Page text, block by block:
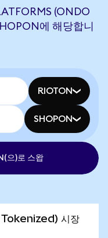
(ONDO
에 해당합니
RIOTON
SHOPON
으)로 스왑
시장